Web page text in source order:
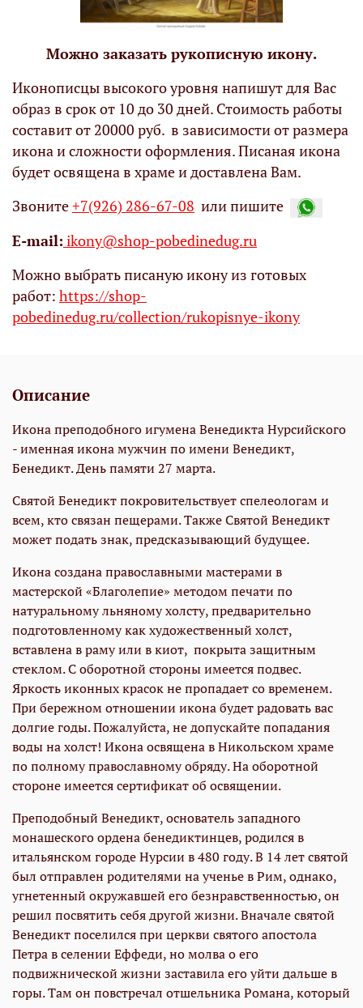
Можно заказать рукописную икону.
Иконописцы высокого уровня напишут для Вас
образ в срок от 10 до 30 дней. Стоимость работы
составит от 20000 руб. в зависимости от размера
икона и сложности оформления. Писаная икона
будет освящена в храме и доставлена Вам.
Звоните+7(926) 286-67-08 или пишите
Е-mail: ikony@shop-pobedinedug.ru
Можно выбрать писаную икону из готовых
работ: https://shop-
pobedinedug.ru/collection/rukopisnye-ikony
Описание
Икона преподобного игумена Венедикта Нурсийского
- именная икона мужчин по имени Венедикт,
Бенедикт. День памяти 27 марта.
Святой Бенедикт покровительствует спелеологам и
всем, кто связан пещерами. Также Святой Венедикт
может подать знак, предсказывающий будущее.
Икона создана православными мастерами в
мастерской «Благолепие» методом печати по
натуральному льняному холсту, предварительно
подготовленному как художественный холст,
вставлена в раму или в киот, покрыта защитным
стеклом. С оборотной стороны имеется подвес.
Яркость иконных красок не пропадает со временем.
При бережном отношении икона будет радовать вас
долгие годы. Пожалуйста, не допускайте попадания
воды на холст! Икона освящена в Никольском храме
по полному православному обряду. На оборотной
стороне имеется сертификат об освящении.
Преподобный Венедикт, основатель западного
монашеского ордена бенедиктинцев, родился в
итальянском городе Нурсии в 480 году. В 14 лет святой
был отправлен родителями на ученье в Рим, однако,
угнетенный окружавшей его безнравственностью, он
решил посвятить себя другой жизни. Вначале святой
Венедикт поселился при церкви святого апостола
Петра в селении Еффеди, но молва о его
подвижнической жизни заставила его уйти дальше в
горы. Там он повстречал отшельника Романа, который